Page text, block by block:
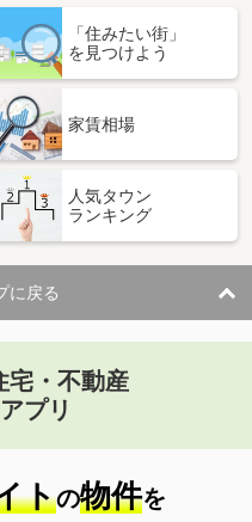
「住みたい街」
を見つけよう
家賃相場
人気タウン
ランキング
に戻る
宅・不動産
アプリ
トの物件を